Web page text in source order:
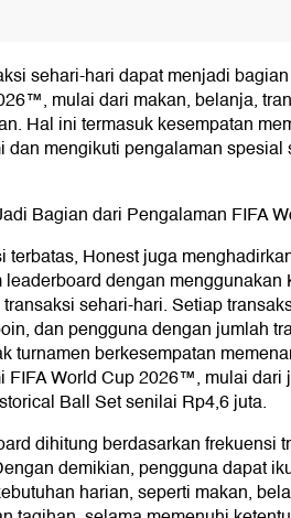
sehari-hari dapat menjadi
mulai dari makan, belanja,
Hal ini termasuk kesempatan
dan mengikuti pengalaman spesial
Bagian dari Pengalaman FIFA
terbatas, Honest juga
dengan menggunakan
sehari-hari. Setiap
dan pengguna dengan jumlah
turnamen berkesempatan
FIFA World Cup 2026™, mulai dari
Ball Set senilai Rp4,6 juta.
dihitung berdasarkan frekuensi
demikian, pengguna dapat
harian, seperti makan,